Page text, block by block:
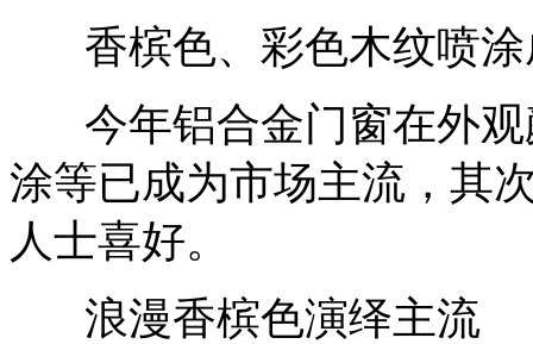
香槟色、彩色木纹喷涂
今年铝合金门窗在外观
涂等已成为市场主流，其
人士喜好。
浪漫香槟色演绎主流